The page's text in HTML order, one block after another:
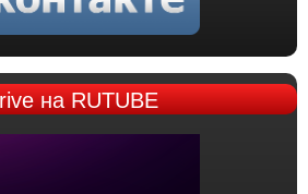
на RUTUBE